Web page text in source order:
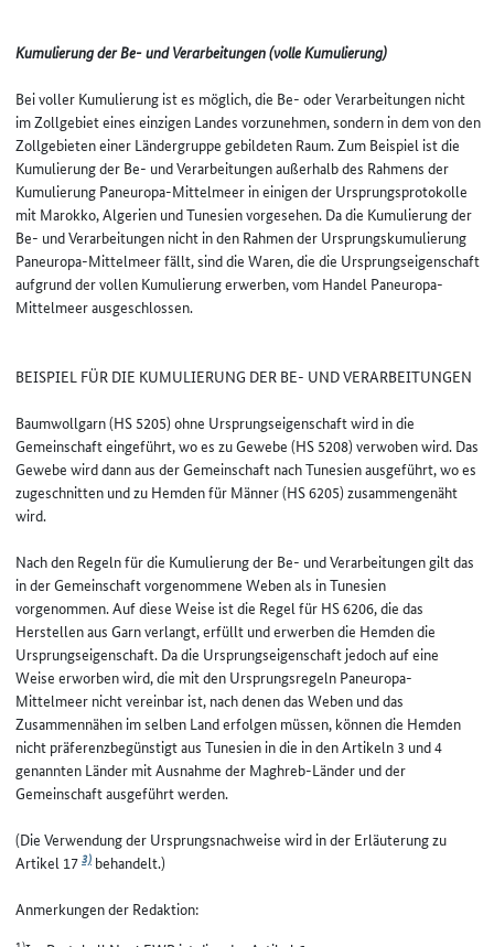
Kumulierung der Be- und Verarbeitungen (volle Kumulierung)
Bei voller Kumulierung ist es möglich, die Be- oder Verarbeitungen nicht
im Zollgebiet eines einzigen Landes vorzunehmen, sondern in dem von den
Zollgebieten einer Ländergruppe gebildeten Raum. Zum Beispiel ist die
Kumulierung der Be- und Verarbeitungen außerhalb des Rahmens der
Kumulierung Paneuropa-Mittelmeer in einigen der Ursprungsprotokolle
mit Marokko, Algerien und Tunesien vorgesehen. Da die Kumulierung der
Be- und Verarbeitungen nicht in den Rahmen der Ursprungskumulierung
Paneuropa-Mittelmeer fällt, sind die Waren, die die Ursprungseigenschaft
aufgrund der vollen Kumulierung erwerben, vom Handel Paneuropa-
Mittelmeer ausgeschlossen.
BEISPIEL FÜR DIE KUMULIERUNG DER BE- UND VERARBEITUNGEN
Baumwollgarn (HS 5205) ohne Ursprungseigenschaft wird in die
Gemeinschaft eingeführt, wo es zu Gewebe (HS 5208) verwoben wird. Das
Gewebe wird dann aus der Gemeinschaft nach Tunesien ausgeführt, wo es
zugeschnitten und zu Hemden für Männer (HS 6205) zusammengenäht
wird.
Nach den Regeln für die Kumulierung der Be- und Verarbeitungen gilt das
in der Gemeinschaft vorgenommene Weben als in Tunesien
vorgenommen. Auf diese Weise ist die Regel für HS 6206, die das
Herstellen aus Garn verlangt, erfüllt und erwerben die Hemden die
Ursprungseigenschaft. Da die Ursprungseigenschaft jedoch auf eine
Weise erworben wird, die mit den Ursprungsregeln Paneuropa-
Mittelmeer nicht vereinbar ist, nach denen das Weben und das
Zusammennähen im selben Land erfolgen müssen, können die Hemden
nicht präferenzbegünstigt aus Tunesien in die in den Artikeln 3 und 4
genannten Länder mit Ausnahme der Maghreb-Länder und der
Gemeinschaft ausgeführt werden.
(Die Verwendung der Ursprungsnachweise wird in der Erläuterung zu
Artikel 173) behandelt.)
Anmerkungen der Redaktion: